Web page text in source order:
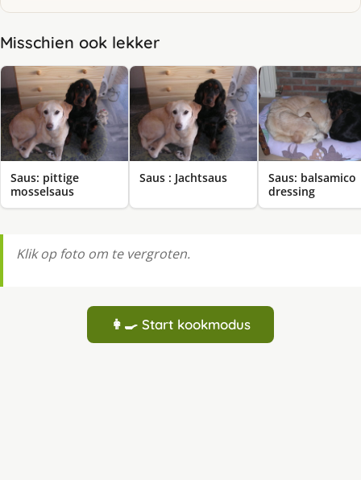
Misschien ook lekker
Saus: pittige
mosselsaus
Saus : Jachtsaus
Saus: balsamico
dressing
Klik op foto om te vergroten.
👩‍🍳 Start kookmodus